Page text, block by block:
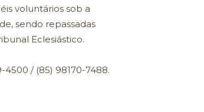
voluntários sob a
sendo repassadas
Eclesiástico.
/ (85) 98170-7488.